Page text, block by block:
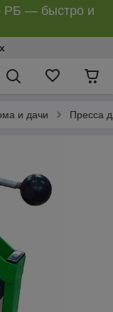
РБ — быстро и
и дачи Пресса